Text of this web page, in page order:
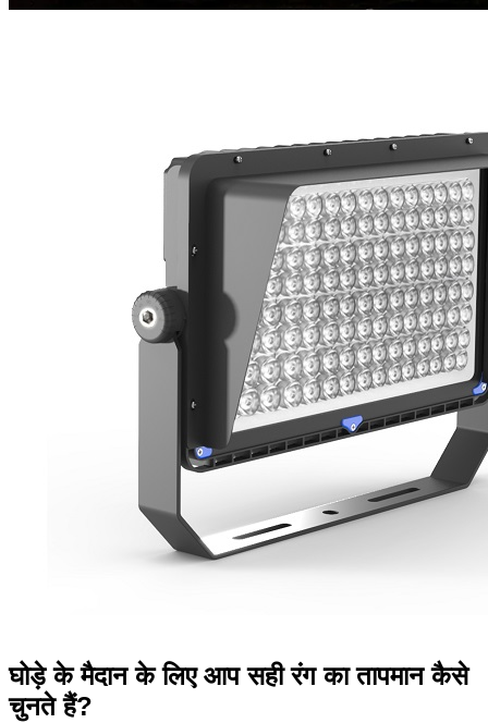
घोड़े के मैदान के लिए आप सही रंग का तापमान कैसे
चुनते हैं?